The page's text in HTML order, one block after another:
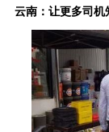
云南：让更多司机